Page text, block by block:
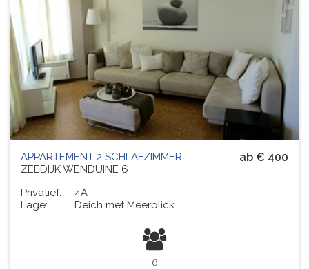
ab € 400
APPARTEMENT 2 SCHLAFZIMMER
ZEEDIJK WENDUINE 6
Privatief:
4A
Lage:
Deich met Meerblick
6